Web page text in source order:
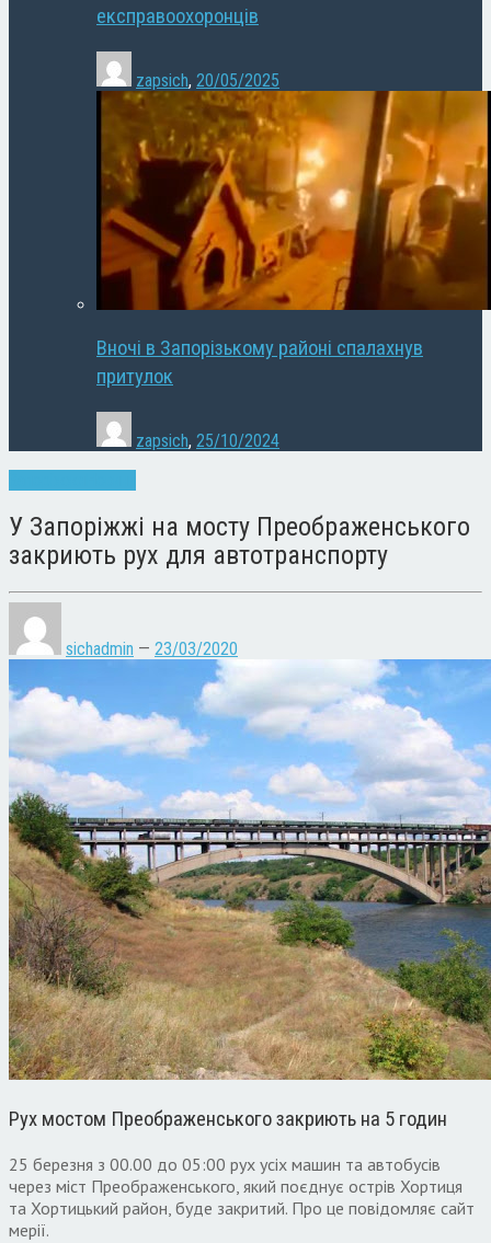
експравоохоронців
zapsich, 20/05/2025
Вночі в Запорізькому районі спалахнув
притулок
zapsich, 25/10/2024
У Запоріжжі на мосту Преображенського
закриють рух для автотранспорту
sichadmin — 23/03/2020
Рух мостом Преображенського закриють на 5 годин
25 березня з 00.00 до 05:00 рух усіх машин та автобусів
через міст Преображенського, який поєднує острів Хортиця
та Хортицький район, буде закритий. Про це повідомляє сайт
мерії.